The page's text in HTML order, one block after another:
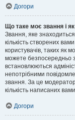
Догори
Що таке моє звання і
Звання, яке
кількість створених
користувачів, таких як
можете безпосередньо
встановлюються
непотрібними
звання. За це
кількість написаних
Догори